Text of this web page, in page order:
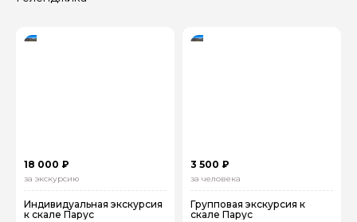
18 000 ₽
за экскурсию
Индивидуальная экскурсия
к скале Парус
3 500 ₽
за человека
Групповая экскурсия к
скале Парус